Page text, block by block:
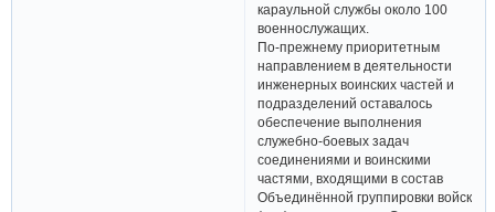
караульной службы около 100
военнослужащих.
По-прежнему приоритетным
направлением в деятельности
инженерных воинских частей и
подразделений оставалось
обеспечение выполнения
служебно-боевых задач
соединениями и воинскими
частями, входящими в состав
Объединённой группировки войск